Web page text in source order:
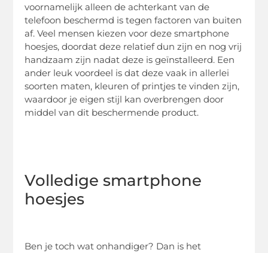
voornamelijk alleen de achterkant van de
telefoon beschermd is tegen factoren van buiten
af. Veel mensen kiezen voor deze smartphone
hoesjes, doordat deze relatief dun zijn en nog vrij
handzaam zijn nadat deze is geïnstalleerd. Een
ander leuk voordeel is dat deze vaak in allerlei
soorten maten, kleuren of printjes te vinden zijn,
waardoor je eigen stijl kan overbrengen door
middel van dit beschermende product.
Volledige smartphone
hoesjes
Ben je toch wat onhandiger? Dan is het